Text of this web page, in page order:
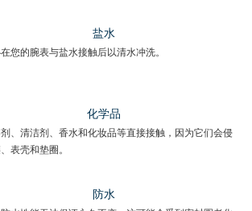
盐水
您的腕表与盐水接触后以清水冲洗。
化学品
、清洁剂、香水和化妆品等直接接触，因为它们会侵
表壳和垫圈。
防水